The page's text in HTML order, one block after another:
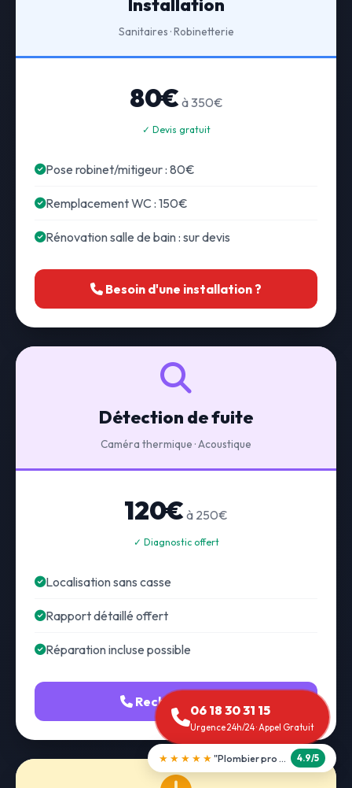
Installation
Sanitaires · Robinetterie
80€ à 350€
✓ Devis gratuit
Pose robinet/mitigeur : 80€
Remplacement WC : 150€
Rénovation salle de bain : sur devis
Besoin d'une installation ?
Détection de fuite
Caméra thermique · Acoustique
120€ à 250€
✓ Diagnostic offert
Localisation sans casse
Rapport détaillé offert
Réparation incluse possible
Recherche fuite
06 18 30 31 15
Urgence 24h/24 · Appel Gratuit
★★★★★ "Débouchage WC en 30 min" 5.0/5